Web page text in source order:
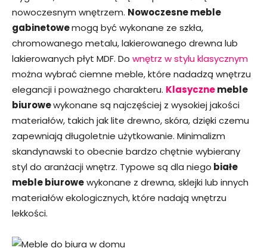
nowoczesnym wnętrzem. Nowoczesne meble
gabinetowemogą być wykonane ze szkła,
chromowanego metalu, lakierowanego drewna lub
lakierowanych płyt MDF. Do wnętrz w stylu klasycznym
można wybrać ciemne meble, które nadadzą wnętrzu
elegancji i poważnego charakteru. Klasycznemeble
biurowewykonane są najczęściej z wysokiej jakości
materiałów, takich jak lite drewno, skóra, dzięki czemu
zapewniają długoletnie użytkowanie. Minimalizm
skandynawski to obecnie bardzo chętnie wybierany
styl do aranżacji wnętrz. Typowe są dla niego białe
meble biurowewykonane z drewna, sklejki lub innych
materiałów ekologicznych, które nadają wnętrzu
lekkości.